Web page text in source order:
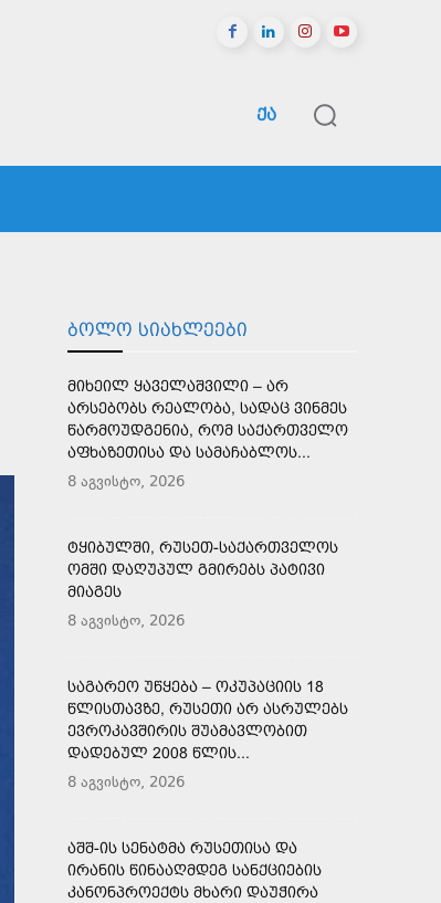
ᲥᲐ
ᲑᲝᲚᲝ ᲡᲘᲐᲮᲚᲔᲔᲑᲘ
ᲛᲘᲮᲔᲘᲚ ᲧᲐᲕᲔᲚᲐᲨᲕᲘᲚᲘ – ᲐᲠ
ᲐᲠᲡᲔᲑᲝᲑᲡ ᲠᲔᲐᲚᲝᲑᲐ, ᲡᲐᲓᲐᲪ ᲕᲘᲜᲛᲔᲡ
ᲬᲐᲠᲛᲝᲣᲓᲒᲔᲜᲘᲐ, ᲠᲝᲛ ᲡᲐᲥᲐᲠᲗᲕᲔᲚᲝ
ᲐᲤᲮᲐᲖᲔᲗᲘᲡᲐ ᲓᲐ ᲡᲐᲛᲐᲩᲐᲑᲚᲝᲡ...
8 აგვისტო, 2026
ᲢᲧᲘᲑᲣᲚᲨᲘ, ᲠᲣᲡᲔᲗ-ᲡᲐᲥᲐᲠᲗᲕᲔᲚᲝᲡ
ᲝᲛᲨᲘ ᲓᲐᲦᲣᲞᲣᲚ ᲒᲛᲘᲠᲔᲑᲡ ᲞᲐᲢᲘᲕᲘ
ᲛᲘᲐᲒᲔᲡ
8 აგვისტო, 2026
ᲡᲐᲒᲐᲠᲔᲝ ᲣᲬᲧᲔᲑᲐ – ᲝᲙᲣᲞᲐᲪᲘᲘᲡ 18
ᲬᲚᲘᲡᲗᲐᲕᲖᲔ, ᲠᲣᲡᲔᲗᲘ ᲐᲠ ᲐᲡᲠᲣᲚᲔᲑᲡ
ᲔᲕᲠᲝᲙᲐᲕᲨᲘᲠᲘᲡ ᲨᲣᲐᲛᲐᲕᲚᲝᲑᲘᲗ
ᲓᲐᲓᲔᲑᲣᲚ 2008 ᲬᲚᲘᲡ...
8 აგვისტო, 2026
ᲐᲨᲨ-ᲘᲡ ᲡᲔᲜᲐᲢᲛᲐ ᲠᲣᲡᲔᲗᲘᲡᲐ ᲓᲐ
ᲘᲠᲐᲜᲘᲡ ᲬᲘᲜᲐᲐᲦᲛᲓᲔᲒ ᲡᲐᲜᲥᲪᲘᲔᲑᲘᲡ
ᲙᲐᲜᲝᲜᲞᲠᲝᲔᲥᲢᲡ ᲛᲮᲐᲠᲘ ᲓᲐᲣᲭᲘᲠᲐ